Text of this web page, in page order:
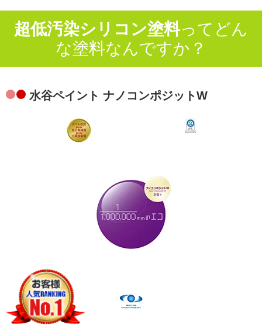
超低汚染シリコン塗料ってどん
な塗料なんですか？
水谷ペイント ナノコンポジットW